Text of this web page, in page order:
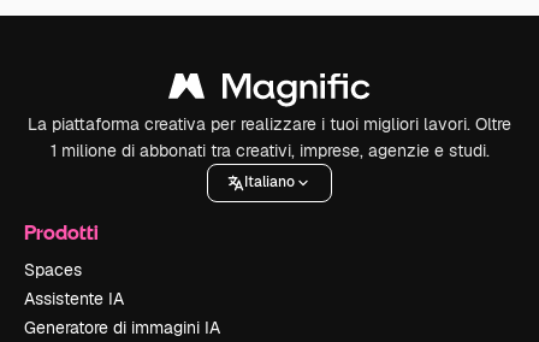
La piattaforma creativa per realizzare i tuoi migliori lavori. Oltre
1 milione di abbonati tra creativi, imprese, agenzie e studi.
Italiano
Prodotti
Spaces
Assistente IA
Generatore di immagini IA